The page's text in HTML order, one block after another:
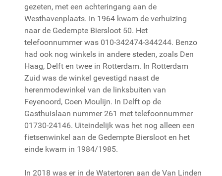
gezeten, met een achteringang aan de
Westhavenplaats. In 1964 kwam de verhuizing
naar de Gedempte Biersloot 50. Het
telefoonnummer was 010-342474-344244. Benzo
had ook nog winkels in andere steden, zoals Den
Haag, Delft en twee in Rotterdam. In Rotterdam
Zuid was de winkel gevestigd naast de
herenmodewinkel van de linksbuiten van
Feyenoord, Coen Moulijn. In Delft op de
Gasthuislaan nummer 261 met telefoonnummer
01730-24146. Uiteindelijk was het nog alleen een
fietsenwinkel aan de Gedempte Biersloot en het
einde kwam in 1984/1985.
In 2018 was er in de Watertoren aan de Van Linden